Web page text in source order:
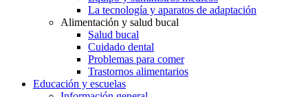
La tecnología y aparatos de adaptación
Alimentación y salud bucal
Salud bucal
Cuidado dental
Problemas para comer
Trastornos alimentarios
Educación y escuelas